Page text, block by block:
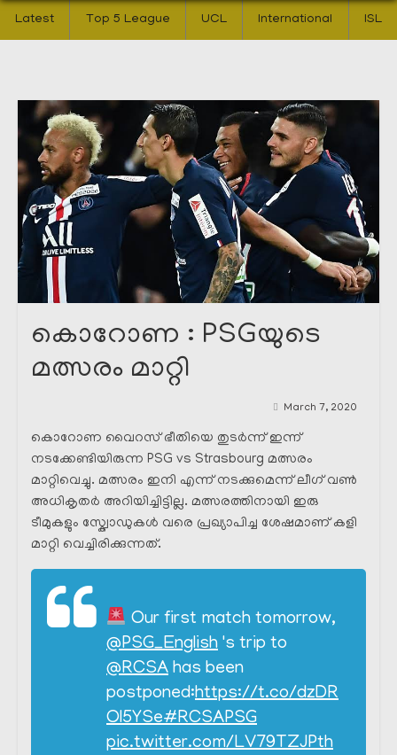
Latest Top 5 League UCL International ISL
കൊറോണ : PSGയുടെ
മത്സരം മാറ്റി
March 7, 2020
കൊറോണ വൈറസ് ഭീതിയെ തുടർന്ന് ഇന്ന്
നടക്കേണ്ടിയിരുന്ന PSG vs Strasbourg മത്സരം
മാറ്റിവെച്ചു. മത്സരം ഇനി എന്ന് നടക്കുമെന്ന് ലീഗ് വൺ
അധികൃതർ അറിയിച്ചിട്ടില്ല. മത്സരത്തിനായി ഇരു
ടീമുകളും സ്ക്വോഡുകൾ വരെ പ്രഖ്യാപിച്ച ശേഷമാണ് കളി
മാറ്റി വെച്ചിരിക്കുന്നത്.
Our first match tomorrow,
@PSG_English 's trip to
@RCSA has been
postponed:https://t.co/dzDR
Ol5YSe#RCSAPSG
pic.twitter.com/LV79TZJPth